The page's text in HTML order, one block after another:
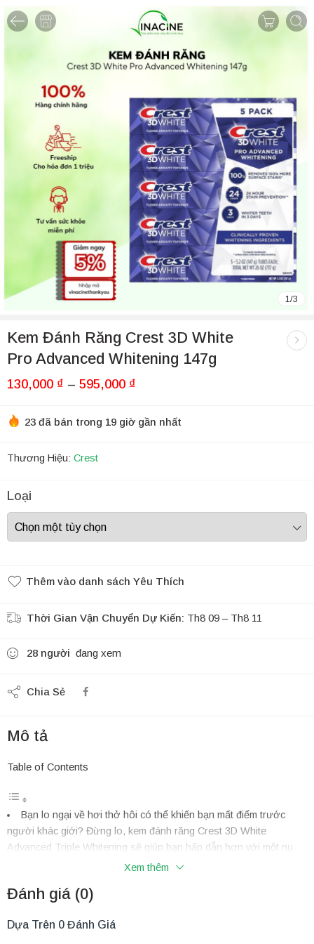
1/3
Kem Đánh Răng Crest 3D White
Pro Advanced Whitening 147g
130,000 ₫ – 595,000 ₫
23 đã bán trong 19 giờ gần nhất
Thương Hiệu: Crest
Loại
Thêm vào danh sách Yêu Thích
Thời Gian Vận Chuyển Dự Kiến: Th8 09 – Th8 11
28 người đang xem
Chia Sẻ
Mô tả
Table of Contents
Bạn lo ngại về hơi thở hôi có thể khiến bạn mất điểm trước
người khác giới? Đừng lo, kem đánh răng Crest 3D White
Advanced Triple Whitening sẽ giúp bạn hấp dẫn hơn với một nụ
cười trắng sáng cùng hơi thở thơm mát.
Thành phần chính bao gồm:
Một số lưu ý cần biết khi dùng:
Xem thêm
Đánh giá (0)
Dựa Trên 0 Đánh Giá